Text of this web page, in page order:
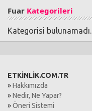
Fuar Kategorileri
Kategorisi bulunamadı.
ETKİNLİK.COM.TR
»Hakkımızda
»Nedir, Ne Yapar?
»Öneri Sistemi